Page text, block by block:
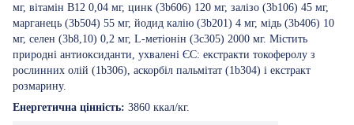
мг, вітамін B12 0,04 мг, цинк (3b606) 120 мг, залізо (3b106) 45 мг,
марганець (3b504) 55 мг, йодид калію (3b201) 4 мг, мідь (3b406) 10
мг, селен (3b8,10) 0,2 мг, L-метіонін (3c305) 2000 мг. Містить
природні антиоксиданти, ухвалені ЄС: екстракти токоферолу з
рослинних олій (1b306), аскорбіл пальмітат (1b304) і екстракт
розмарину.
Енергетична цінність: 3860 ккал/кг.